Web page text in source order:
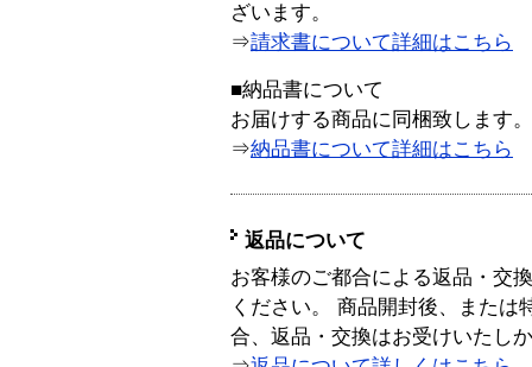
ざいます。
⇒請求書について詳細はこちら
■納品書について
お届けする商品に同梱致します。
⇒納品書について詳細はこちら
返品について
お客様のご都合による返品・交
ください。 商品開封後、または
合、返品・交換はお受けいたし